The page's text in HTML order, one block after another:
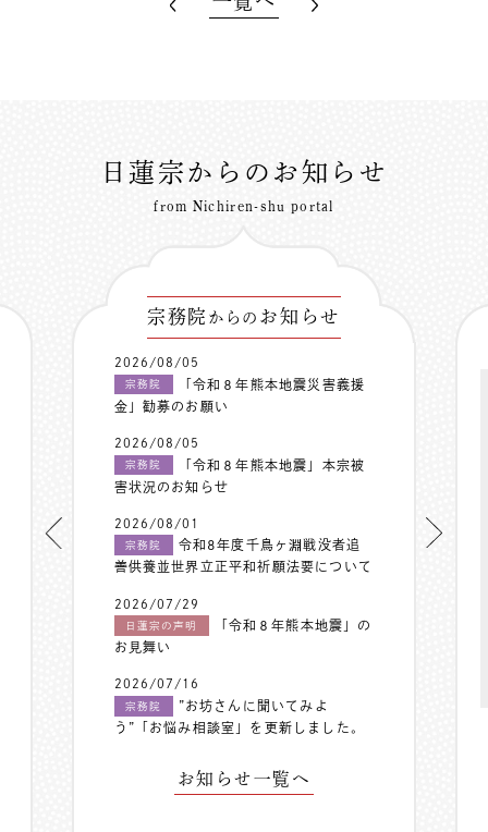
日蓮宗からのお知らせ
from Nichiren-shu portal
宗務院 からの お知らせ
2026/08/05
宗務院
「令和８年熊本地震災害義援
金」勧募のお願い
2026/08/05
宗務院
「令和８年熊本地震」本宗被
害状況のお知らせ
2026/08/01
宗務院
令和8年度千鳥ヶ淵戦没者追
善供養並世界立正平和祈願法要について
2026/07/29
日蓮宗の声明
「令和８年熊本地震」の
お見舞い
2026/07/16
宗務院
”お坊さんに聞いてみよ
う”「お悩み相談室」を更新しました。
お知らせ一覧へ